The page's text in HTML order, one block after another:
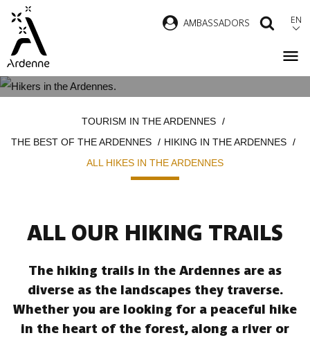
main
content
AMBASSADORS EN
TOURISM IN THE ARDENNES
THE BEST OF THE ARDENNES
HIKING IN THE ARDENNES
ALL HIKES IN THE ARDENNES
ALL OUR HIKING TRAILS
The hiking trails in the Ardennes are as
diverse as the landscapes they traverse.
Whether you are looking for a peaceful hike
in the heart of the forest, along a river or